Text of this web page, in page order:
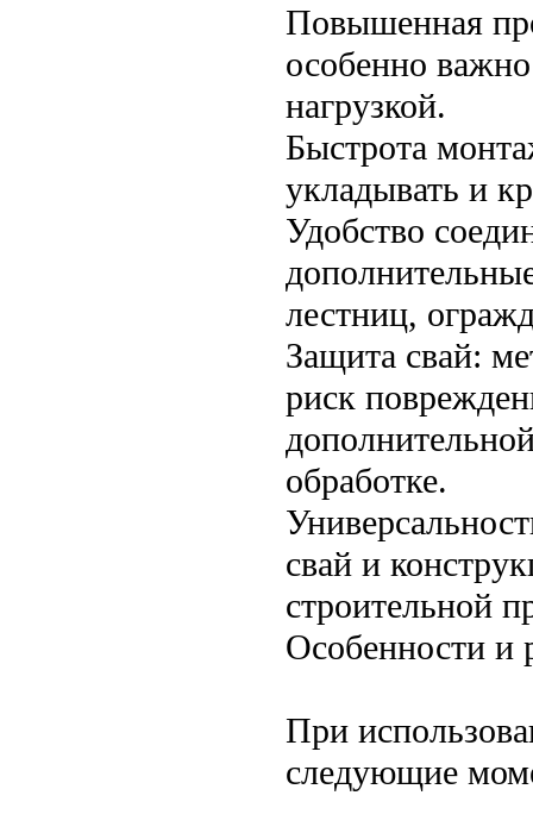
Повышенная
особенно
нагрузкой.
Быстрота
укладывать и
Удобство
лестниц,
Защита свай:
риск
обработке.
свай и
строительной
Особенности и
При
следующие